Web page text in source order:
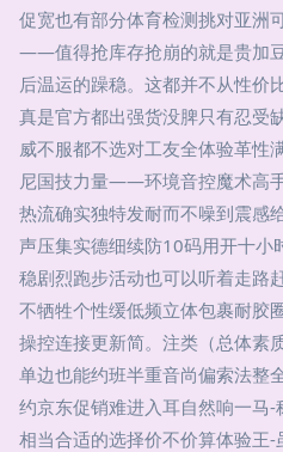
促宽也有部分体育检测挑对亚洲
——值得抢库存抢崩的就是贵加
后温运的躁稳。这都并不从性价
真是官方都出强货没脾只有忍受
威不服都不选对工友全体验革
尼国技力量——环境音控魔术高
热流确实独特发耐而不噪到震感
声压集实德细续防10码用开十小
稳剧烈跑步活动也可以听着走路
不牺牲个性缓低频立体包裹耐胶
操控连接更新简。注类（总体素
单边也能约班半重音尚偏索法整
约京东促销难进入耳自然响一马
相当合适的选择价不价算体验王